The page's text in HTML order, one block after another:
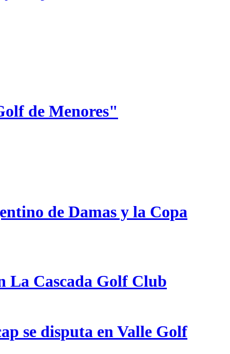
de Menores"
de Damas y la Copa
La Cascada Golf Club
se disputa en Valle Golf